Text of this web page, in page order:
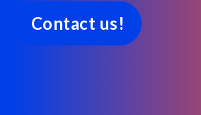
Contact us!